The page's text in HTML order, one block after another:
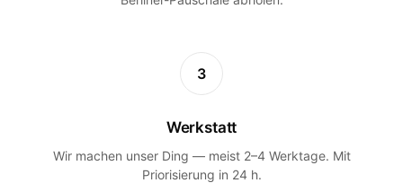
3
Werkstatt
Wir machen unser Ding — meist 2–4 Werktage. Mit
Priorisierung in 24 h.